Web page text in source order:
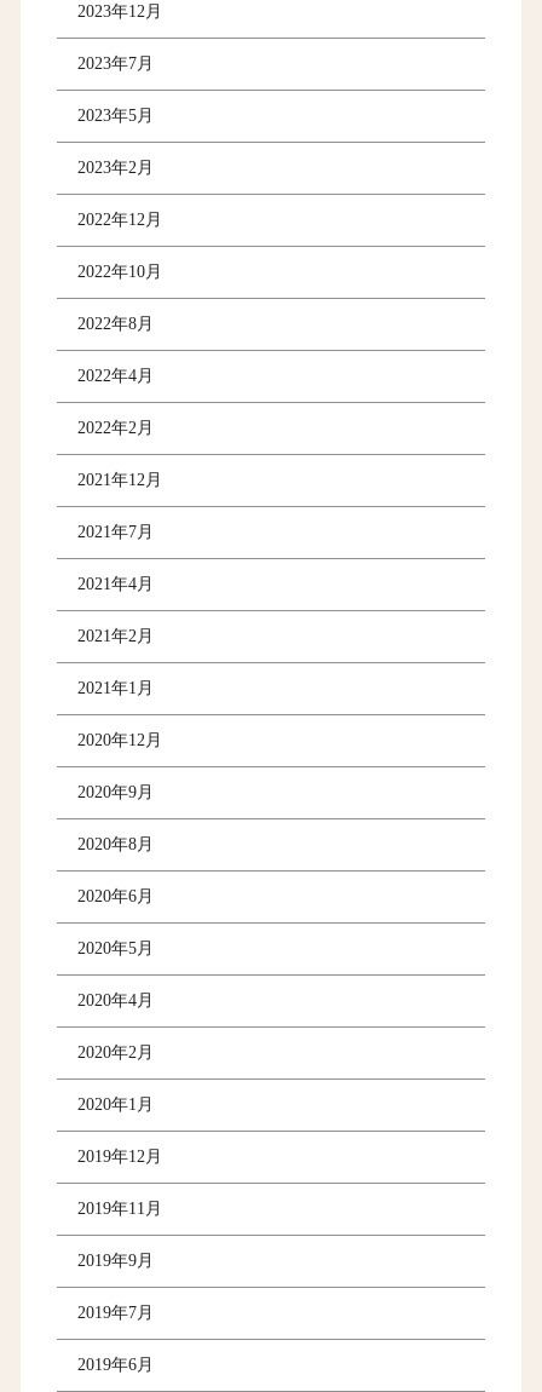
2023年12月
2023年7月
2023年5月
2023年2月
2022年12月
2022年10月
2022年8月
2022年4月
2022年2月
2021年12月
2021年7月
2021年4月
2021年2月
2021年1月
2020年12月
2020年9月
2020年8月
2020年6月
2020年5月
2020年4月
2020年2月
2020年1月
2019年12月
2019年11月
2019年9月
2019年7月
2019年6月